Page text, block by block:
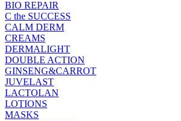
BIO REPAIR
C the SUCCESS
CALM DERM
CREAMS
DERMALIGHT
DOUBLE ACTION
GINSENG&CARROT
JUVELAST
LACTOLAN
LOTIONS
MASKS